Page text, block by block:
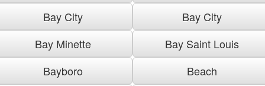
Bay City
Bay City
Bay Minette
Bay Saint Louis
Bayboro
Beach